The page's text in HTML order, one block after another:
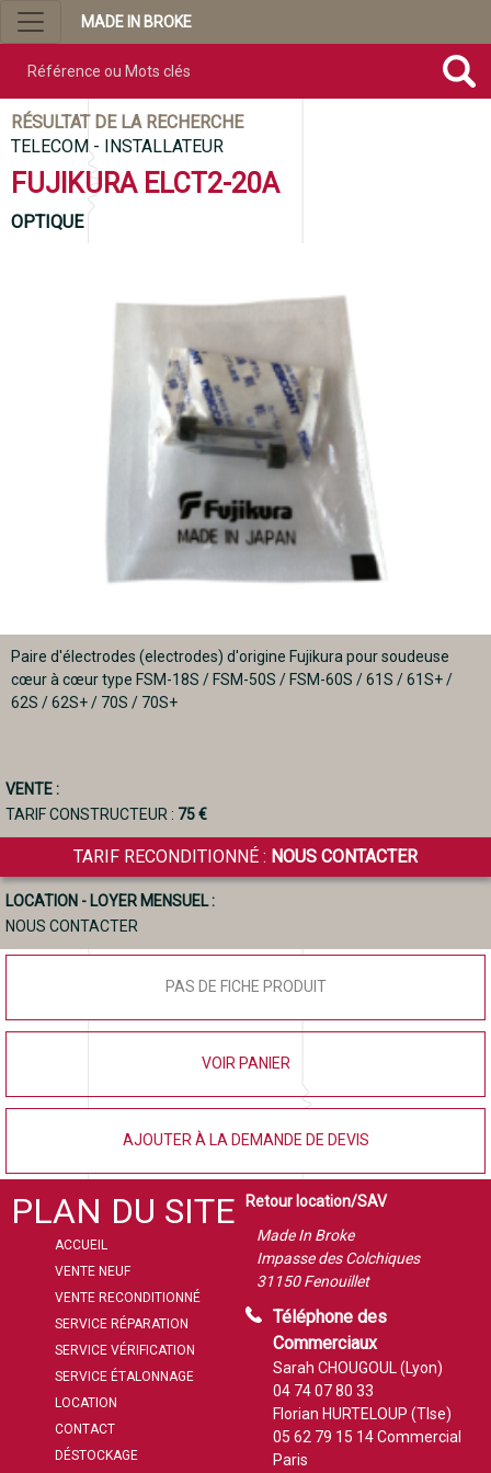
MADE IN BROKE
RÉSULTAT DE LA RECHERCHE
TELECOM - INSTALLATEUR
FUJIKURA ELCT2-20A
OPTIQUE
Paire d'électrodes (electrodes) d'origine Fujikura pour soudeuse
cœur à cœur type FSM-18S / FSM-50S / FSM-60S / 61S / 61S+ /
62S / 62S+ / 70S / 70S+
VENTE :
TARIF CONSTRUCTEUR : 75 €
TARIF RECONDITIONNÉ : NOUS CONTACTER
LOCATION - LOYER MENSUEL :
NOUS CONTACTER
PAS DE FICHE PRODUIT
VOIR PANIER
AJOUTER À LA DEMANDE DE DEVIS
PLAN DU SITE
ACCUEIL
VENTE NEUF
VENTE RECONDITIONNÉ
SERVICE RÉPARATION
SERVICE VÉRIFICATION
SERVICE ÉTALONNAGE
LOCATION
CONTACT
DÉSTOCKAGE
Retour location/SAV
Made In Broke
Impasse des Colchiques
31150 Fenouillet
Téléphone des
Commerciaux
Sarah CHOUGOUL (Lyon)
04 74 07 80 33
Florian HURTELOUP (Tlse)
05 62 79 15 14Commercial
Paris